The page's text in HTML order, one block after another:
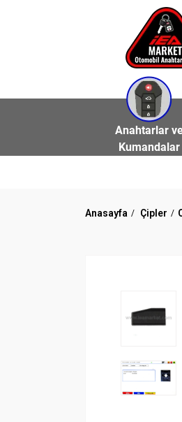
Anahtarlar
Kumandalar
Anasayfa Çipler